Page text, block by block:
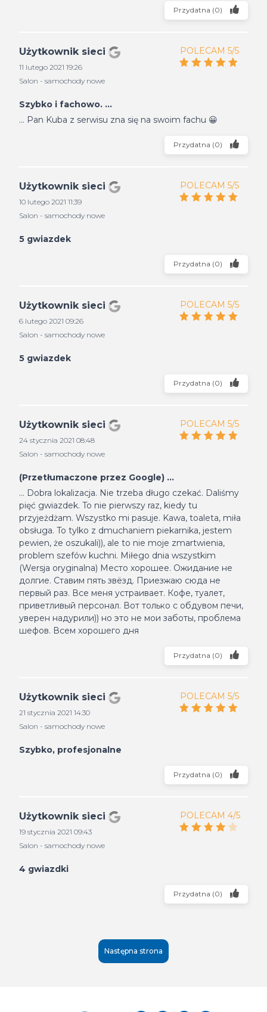
Przydatna (0)
Użytkownik sieci
11 lutego 2021 19:26
Salon - samochody nowe
POLECAM 5/5
Szybko i fachowo. ...
... Pan Kuba z serwisu zna się na swoim fachu 😀
Przydatna (0)
Użytkownik sieci
10 lutego 2021 11:39
Salon - samochody nowe
POLECAM 5/5
5 gwiazdek
Przydatna (0)
Użytkownik sieci
6 lutego 2021 09:26
Salon - samochody nowe
POLECAM 5/5
5 gwiazdek
Przydatna (0)
Użytkownik sieci
24 stycznia 2021 08:48
Salon - samochody nowe
POLECAM 5/5
(Przetłumaczone przez Google) ...
... Dobra lokalizacja. Nie trzeba długo czekać. Daliśmy
pięć gwiazdek. To nie pierwszy raz, kiedy tu
przyjeżdżam. Wszystko mi pasuje. Kawa, toaleta, miła
obsługa. To tylko z dmuchaniem piekarnika, jestem
pewien, że oszukali)), ale to nie moje zmartwienia,
problem szefów kuchni. Miłego dnia wszystkim
(Wersja oryginalna) Место хорошее. Ожидание не
долгие. Ставим пять звёзд. Приезжаю сюда не
первый раз. Все меня устраивает. Кофе, туалет,
приветливый персонал. Вот только с обдувом печи,
уверен надурили)) но это не мои заботы, проблема
шефов. Всем хорошего дня
Przydatna (0)
Użytkownik sieci
21 stycznia 2021 14:30
Salon - samochody nowe
POLECAM 5/5
Szybko, profesjonalne
Przydatna (0)
Użytkownik sieci
19 stycznia 2021 09:43
Salon - samochody nowe
POLECAM 4/5
4 gwiazdki
Przydatna (0)
Następna strona